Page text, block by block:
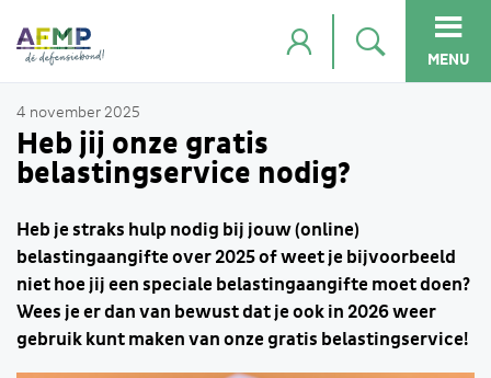
MENU
4 november 2025
Heb jij onze gratis
belastingservice nodig?
Heb je straks hulp nodig bij jouw (online)
belastingaangifte over 2025 of weet je bijvoorbeeld
niet hoe jij een speciale belastingaangifte moet doen?
Wees je er dan van bewust dat je ook in 2026 weer
gebruik kunt maken van onze gratis belastingservice!